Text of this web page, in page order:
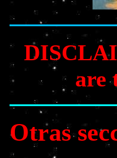
are
Otras